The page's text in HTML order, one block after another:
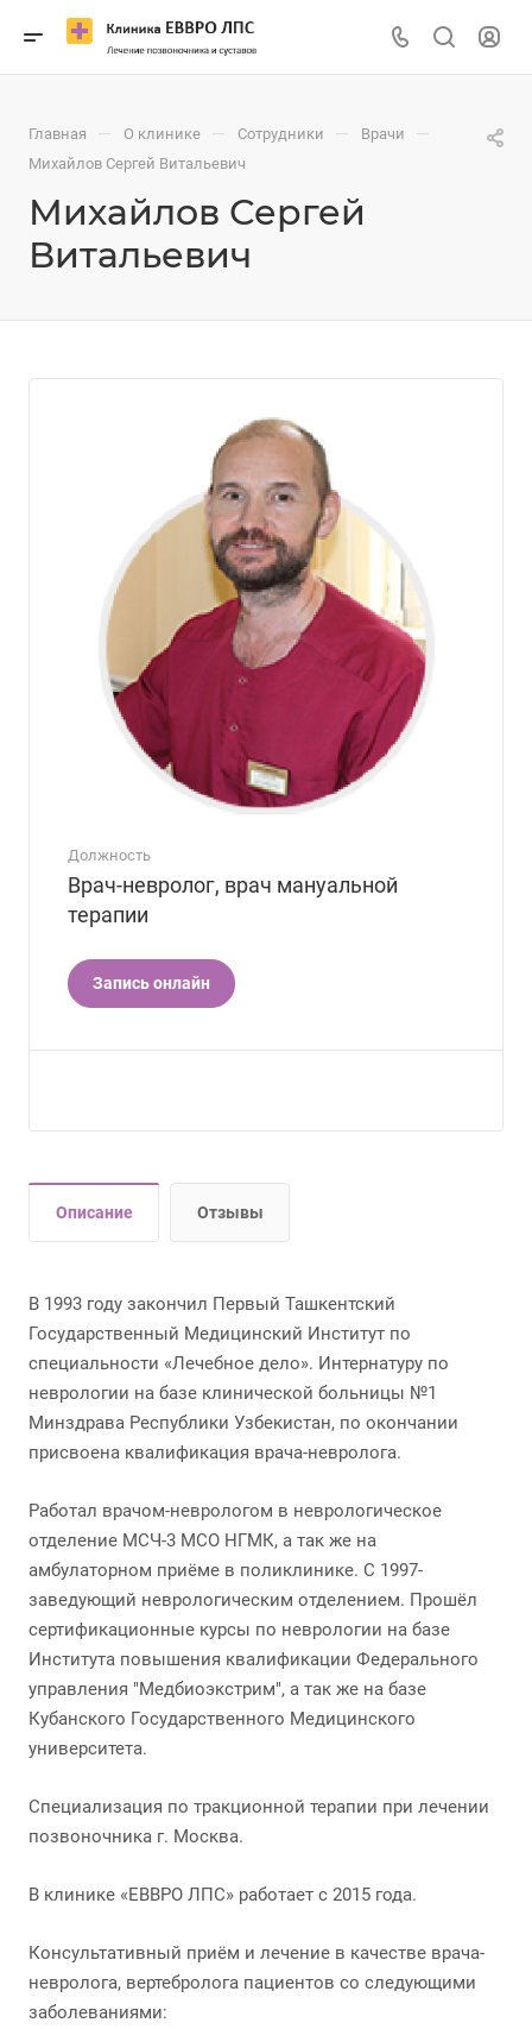
Главная — О клинике — Сотрудники — Врачи —
Михайлов Сергей Витальевич
Михайлов Сергей
Витальевич
Должность
Врач-невролог, врач мануальной
терапии
Запись онлайн
Описание Отзывы
В 1993 году закончил Первый Ташкентский
Государственный Медицинский Институт по
специальности «Лечебное дело». Интернатуру по
неврологии на базе клинической больницы №1
Минздрава Республики Узбекистан, по окончании
присвоена квалификация врача-невролога.
Работал врачом-неврологом в неврологическое
отделение МСЧ-3 МСО НГМК, а так же на
амбулаторном приёме в поликлинике. С 1997-
заведующий неврологическим отделением. Прошёл
сертификационные курсы по неврологии на базе
Института повышения квалификации Федерального
управления "Медбиоэкстрим", а так же на базе
Кубанского Государственного Медицинского
университета.
Специализация по тракционной терапии при лечении
позвоночника г. Москва.
В клинике «ЕВВРО ЛПС» работает с 2015 года.
Консультативный приём и лечение в качестве врача-
невролога, вертебролога пациентов со следующими
заболеваниями: